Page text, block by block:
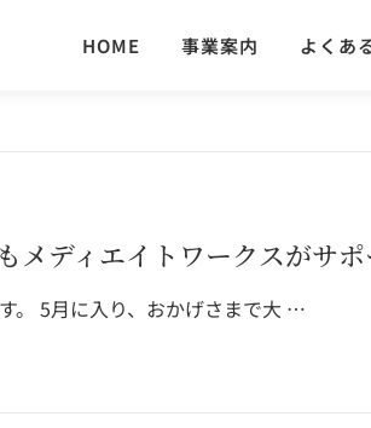
HOME 事業案内 よくあ
メディエイトワークスがサポ
。 5月に入り、おかげさまで大 …